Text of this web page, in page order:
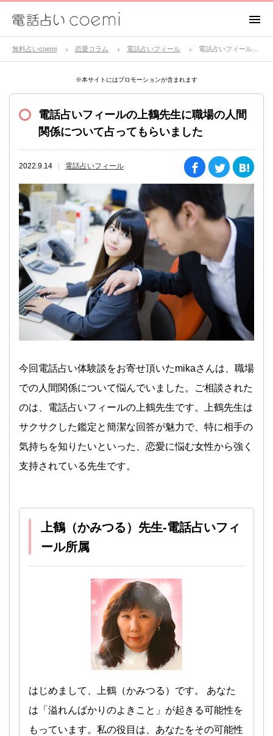
無料占いcoemi 恋愛コラム 電話占いフィール
※本サイトにはプロモーションが含まれます
電話占いフィールの上鶴先生に職場の人間
関係について占ってもらいました
2022.9.14 電話占いフィール
今回電話占い体験談をお寄せ頂いたmikaさんは、職場
での人間関係について悩んでいました。ご相談された
のは、電話占いフィールの上鶴先生です。上鶴先生は
サクサクした鑑定と簡潔な回答が魅力で、特に相手の
気持ちを知りたいといった、恋愛に悩む女性から強く
支持されている先生です。
上鶴（かみつる）先生-電話占いフィ
ール所属
はじめまして、上鶴（かみつる）です。 あなた
は「溢れんばかりのよきこと」が起きる可能性を
もっています。私の役目は、あなたをその可能性